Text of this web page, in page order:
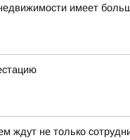
имеет
ждут не только